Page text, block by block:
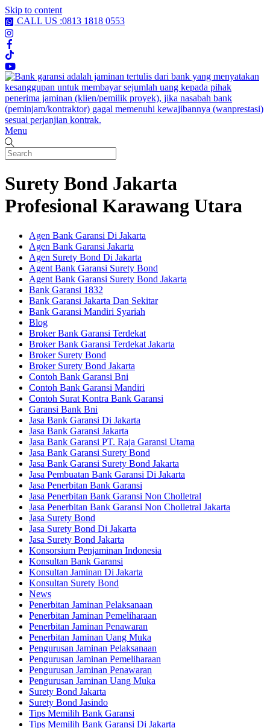
Skip to content
CALL US :0813 1818 0553
Menu
Surety Bond Jakarta
Profesional Karawang Utara
Agen Bank Garansi Di Jakarta
Agen Bank Garansi Jakarta
Agen Surety Bond Di Jakarta
Agent Bank Garansi Surety Bond
Agent Bank Garansi Surety Bond Jakarta
Bank Garansi 1832
Bank Garansi Jakarta Dan Sekitar
Bank Garansi Mandiri Syariah
Blog
Broker Bank Garansi Terdekat
Broker Bank Garansi Terdekat Jakarta
Broker Surety Bond
Broker Surety Bond Jakarta
Contoh Bank Garansi Bni
Contoh Bank Garansi Mandiri
Contoh Surat Kontra Bank Garansi
Garansi Bank Bni
Jasa Bank Garansi Di Jakarta
Jasa Bank Garansi Jakarta
Jasa Bank Garansi PT. Raja Garansi Utama
Jasa Bank Garansi Surety Bond
Jasa Bank Garansi Surety Bond Jakarta
Jasa Pembuatan Bank Garansi Di Jakarta
Jasa Penerbitan Bank Garansi
Jasa Penerbitan Bank Garansi Non Cholletral
Jasa Penerbitan Bank Garansi Non Cholletral Jakarta
Jasa Surety Bond
Jasa Surety Bond Di Jakarta
Jasa Surety Bond Jakarta
Konsorsium Penjaminan Indonesia
Konsultan Bank Garansi
Konsultan Jaminan Di Jakarta
Konsultan Surety Bond
News
Penerbitan Jaminan Pelaksanaan
Penerbitan Jaminan Pemeliharaan
Penerbitan Jaminan Penawaran
Penerbitan Jaminan Uang Muka
Pengurusan Jaminan Pelaksanaan
Pengurusan Jaminan Pemeliharaan
Pengurusan Jaminan Penawaran
Pengurusan Jaminan Uang Muka
Surety Bond Jakarta
Surety Bond Jasindo
Tips Memilih Bank Garansi
Tips Memilih Bank Garansi Di Jakarta